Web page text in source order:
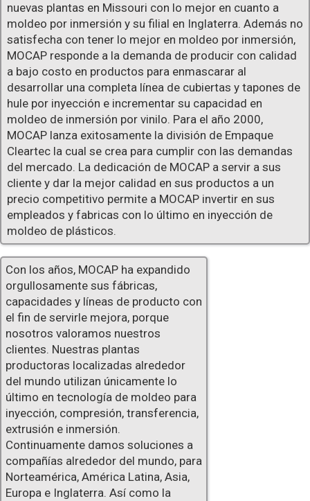
nuevas plantas en Missouri con lo mejor en cuanto a
moldeo por inmersión y su filial en Inglaterra. Además no
satisfecha con tener lo mejor en moldeo por inmersión,
MOCAP responde a la demanda de producir con calidad
a bajo costo en productos para enmascarar al
desarrollar una completa línea de cubiertas y tapones de
hule por inyección e incrementar su capacidad en
moldeo de inmersión por vinilo. Para el año 2000,
MOCAP lanza exitosamente la división de Empaque
Cleartec la cual se crea para cumplir con las demandas
del mercado. La dedicación de MOCAP a servir a sus
cliente y dar la mejor calidad en sus productos a un
precio competitivo permite a MOCAP invertir en sus
empleados y fabricas con lo último en inyección de
moldeo de plásticos.
Con los años, MOCAP ha expandido
orgullosamente sus fábricas,
capacidades y líneas de producto con
el fin de servirle mejora, porque
nosotros valoramos nuestros
clientes. Nuestras plantas
productoras localizadas alrededor
del mundo utilizan únicamente lo
último en tecnología de moldeo para
inyección, compresión, transferencia,
extrusión e inmersión.
Continuamente damos soluciones a
compañías alrededor del mundo, para
Norteamérica, América Latina, Asia,
Europa e Inglaterra. Así como la